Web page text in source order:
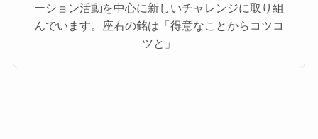
ーション活動を中心に新しいチャレンジに取り組
んでいます。座右の銘は「得意なことからコツコ
ツと」